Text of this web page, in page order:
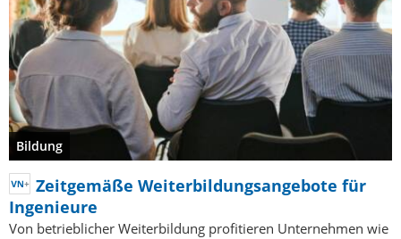
Bildung
Zeitgemäße Weiterbildungsangebote für
Ingenieure
Von betrieblicher Weiterbildung profitieren Unternehmen wie